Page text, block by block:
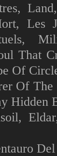
Les
That
Of
Of
Hidden